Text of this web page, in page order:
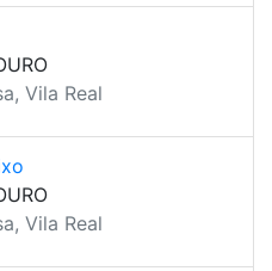
Vila Real
Vila Real